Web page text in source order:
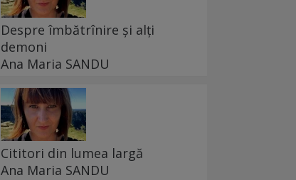
Despre îmbătrînire și alți
demoni
Ana Maria SANDU
Cititori din lumea largă
Ana Maria SANDU